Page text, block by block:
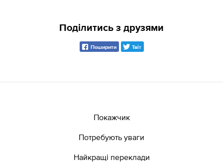
Поділитись з друзями
Поширити Твіт
Покажчик
Потребують уваги
Найкращі переклади